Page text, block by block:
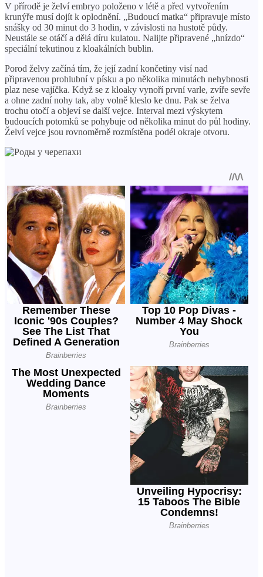
V přírodě je želví embryo položeno v létě a před vytvořením
krunýře musí dojít k oplodnění. „Budoucí matka“ připravuje místo
snášky od 30 minut do 3 hodin, v závislosti na hustotě půdy.
Neustále se otáčí a dělá díru kulatou. Nalijte připravené „hnízdo“
speciální tekutinou z kloakálních bublin.
Porod želvy začíná tím, že její zadní končetiny visí nad
připravenou prohlubní v písku a po několika minutách nehybnosti
plaz nese vajíčka. Když se z kloaky vynoří první varle, zvíře sevře
a ohne zadní nohy tak, aby volně kleslo ke dnu. Pak se želva
trochu otočí a objeví se další vejce. Interval mezi výskytem
budoucích potomků se pohybuje od několika minut do půl hodiny.
Želví vejce jsou rovnoměrně rozmístěna podél okraje otvoru.